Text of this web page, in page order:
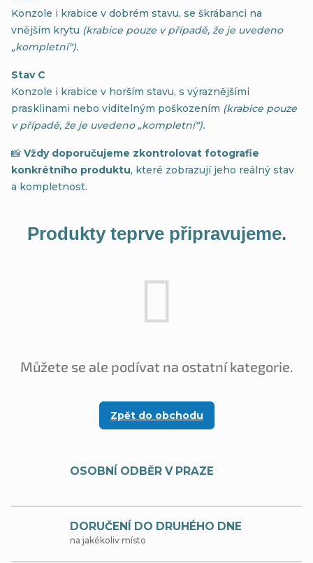
Konzole i krabice v dobrém stavu, se škrábanci na
vnějším krytu (krabice pouze v případě, že je uvedeno
„kompletní“).
Stav C
Konzole i krabice v horším stavu, s výraznějšími
prasklinami nebo viditelným poškozením (krabice pouze
v případě, že je uvedeno „kompletní“).
📸 Vždy doporučujeme zkontrolovat fotografie
konkrétního produktu, které zobrazují jeho reálný stav
a kompletnost.
Produkty teprve připravujeme.
Můžete se ale podívat na ostatní kategorie.
Zpět do obchodu
OSOBNÍ ODBĚR V PRAZE
DORUČENÍ DO DRUHÉHO DNE
na jakékoliv místo